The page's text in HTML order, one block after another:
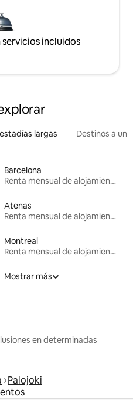
incluidos
largas Destinos a un
Barcelona
Renta mensual de alojamientos
Atenas
Renta mensual de alojamientos
Montreal
Renta mensual de alojamientos
Mostrar más
en determinadas
Palojoki